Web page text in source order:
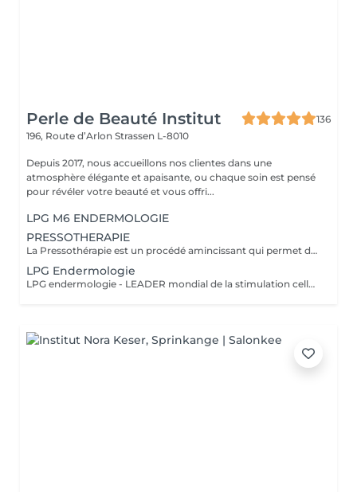
Perle de Beauté Institut
136
196, Route d’Arlon Strassen L-8010
Depuis 2017, nous accueillons nos clientes dans une
atmosphère élégante et apaisante, ou chaque soin est pensé
pour révéler votre beauté et vous offri...
LPG M6 ENDERMOLOGIE
PRESSOTHERAPIE
La Pressothérapie est un procédé amincissant qui permet de traiter les problèmes de rétention d'eau, de circulation sanguine, et soulagé les jambes lourdes. Cette technique mécanique agit comme un drainage lymphatique. Nous utilisons un appareil de Pressothérapie qui opére un massage par compression et décompression. Les alvéoles des accessoires se remplissent d'air à un rythme varié et exercent des pressions multiples et douces sur les parties traitées.
LPG Endermologie
LPG endermologie - LEADER mondial de la stimulation cellulaire! Une triple action simultanée en un seul et meme traitement: - raffermir la peau, redensification naturelle du derme (collagène, élastine, acide hyaluronique endogènes) - lisser la peau d'orange - déstocker les graisses résistantes&localisées +70% Des résultats visibles dès la 3-em séance